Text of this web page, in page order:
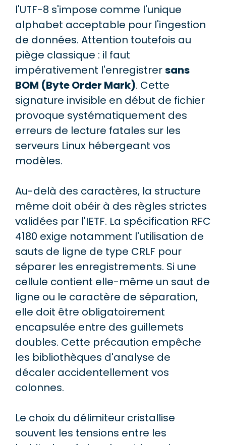
l'UTF-8 s'impose comme l'unique
alphabet acceptable pour l'ingestion
de données. Attention toutefois au
piège classique : il faut
impérativement l'enregistrersans
BOM (Byte Order Mark). Cette
signature invisible en début de fichier
provoque systématiquement des
erreurs de lecture fatales sur les
serveurs Linux hébergeant vos
modèles.
Au-delà des caractères, la structure
même doit obéir à des règles strictes
validées par l'IETF. La spécification RFC
4180 exige notamment l'utilisation de
sauts de ligne de type CRLF pour
séparer les enregistrements. Si une
cellule contient elle-même un saut de
ligne ou le caractère de séparation,
elle doit être obligatoirement
encapsulée entre des guillemets
doubles. Cette précaution empêche
les bibliothèques d'analyse de
décaler accidentellement vos
colonnes.
Le choix du délimiteur cristallise
souvent les tensions entre les